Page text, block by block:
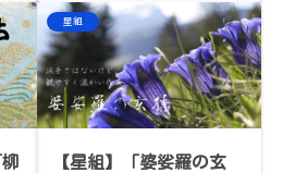
星組
【星組】「婆娑羅の玄